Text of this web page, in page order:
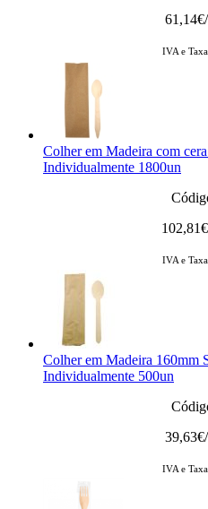
61,14
IVA e
Colher em Madeira com
Individualmente 1800un
102,81
IVA e
Colher em Madeira 160mm
Individualmente 500un
39,63
IVA e